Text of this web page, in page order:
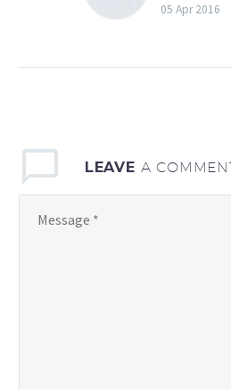
gravida
nibh
05 Apr 2016
LEAVE A